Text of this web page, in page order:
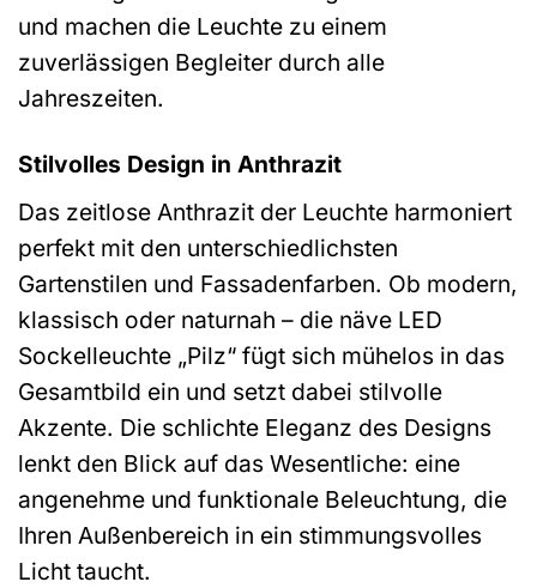
und machen die Leuchte zu einem
zuverlässigen Begleiter durch alle
Jahreszeiten.
Stilvolles Design in Anthrazit
Das zeitlose Anthrazit der Leuchte harmoniert
perfekt mit den unterschiedlichsten
Gartenstilen und Fassadenfarben. Ob modern,
klassisch oder naturnah – die näve LED
Sockelleuchte „Pilz“ fügt sich mühelos in das
Gesamtbild ein und setzt dabei stilvolle
Akzente. Die schlichte Eleganz des Designs
lenkt den Blick auf das Wesentliche: eine
angenehme und funktionale Beleuchtung, die
Ihren Außenbereich in ein stimmungsvolles
Licht taucht.